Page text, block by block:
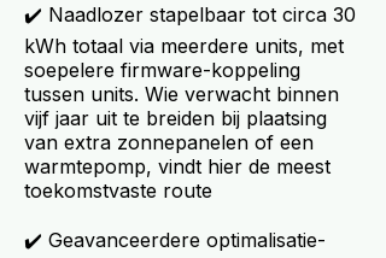
✔️ Naadlozer stapelbaar tot circa 30
kWh totaal via meerdere units, met
soepelere firmware-koppeling
tussen units. Wie verwacht binnen
vijf jaar uit te breiden bij plaatsing
van extra zonnepanelen of een
warmtepomp, vindt hier de meest
toekomstvaste route
✔️ Geavanceerdere optimalisatie-